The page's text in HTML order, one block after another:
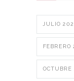
JULIO
FEBRERO
OCTUBRE